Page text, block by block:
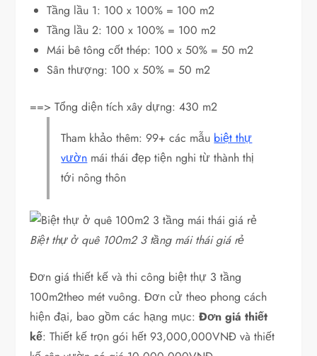
Tầng lầu 1: 100 x 100% = 100 m2
Tầng lầu 2: 100 x 100% = 100 m2
Mái bê tông cốt thép: 100 x 50% = 50 m2
Sân thượng: 100 x 50% = 50 m2
==> Tổng diện tích xây dựng: 430 m2
Tham khảo thêm: 99+ các mẫu biệt thự
vườn mái thái đẹp tiện nghi từ thành thị
tới nông thôn
Biệt thự ở quê 100m2 3 tầng mái thái giá rẻ
Đơn giá thiết kế và thi công biệt thự 3 tầng
100m2theo mét vuông. Đơn cử theo phong cách
hiện đại, bao gồm các hạng mục:Đơn giá thiết
kế: Thiết kế trọn gói hết 93,000,000VNĐ và thiết